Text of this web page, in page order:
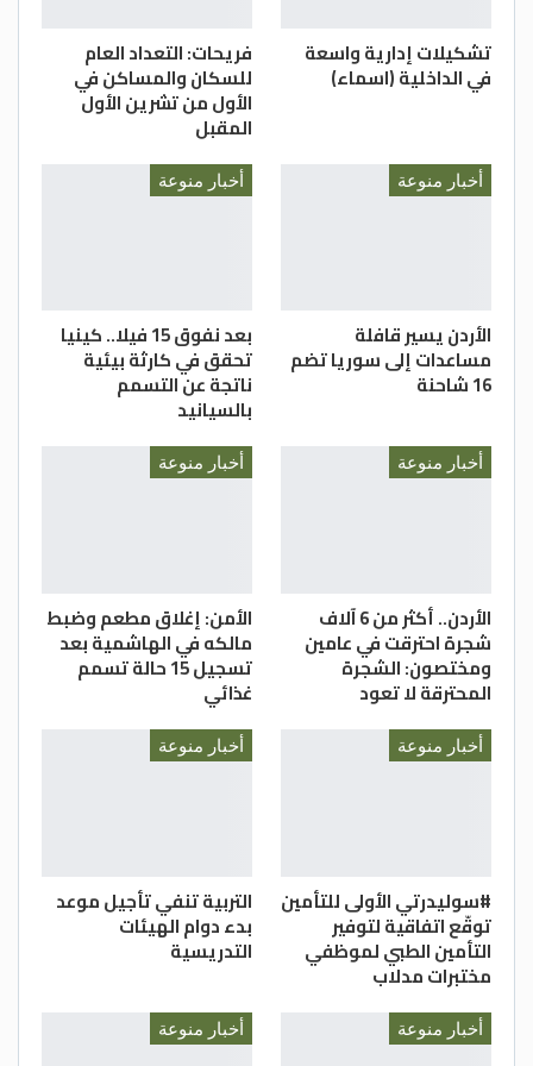
تشكيلات إدارية واسعة
في الداخلية (اسماء)
فريحات: التعداد العام
للسكان والمساكن في
الأول من تشرين الأول
المقبل
أخبار منوعة
الأردن يسير قافلة
مساعدات إلى سوريا تضم
16 شاحنة
أخبار منوعة
بعد نفوق 15 فيلا.. كينيا
تحقق في كارثة بيئية
ناتجة عن التسمم
بالسيانيد
أخبار منوعة
الأردن.. أكثر من 6 آلاف
شجرة احترقت في عامين
ومختصون: الشجرة
المحترقة لا تعود
أخبار منوعة
الأمن: إغلاق مطعم وضبط
مالكه في الهاشمية بعد
تسجيل 15 حالة تسمم
غذائي
أخبار منوعة
#سوليدرتي الأولى للتأمين
توقّع اتفاقية لتوفير
التأمين الطبي لموظفي
مختبرات مدلاب
أخبار منوعة
التربية تنفي تأجيل موعد
بدء دوام الهيئات
التدريسية
أخبار منوعة أخبار منوعة